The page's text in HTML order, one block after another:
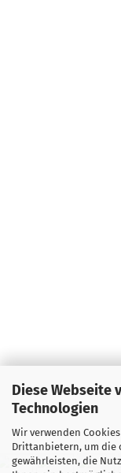
Diese Webseite
Technologien
Wir verwenden
Drittanbietern, um die
gewährleisten, die